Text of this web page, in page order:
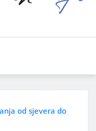
od sjevera do